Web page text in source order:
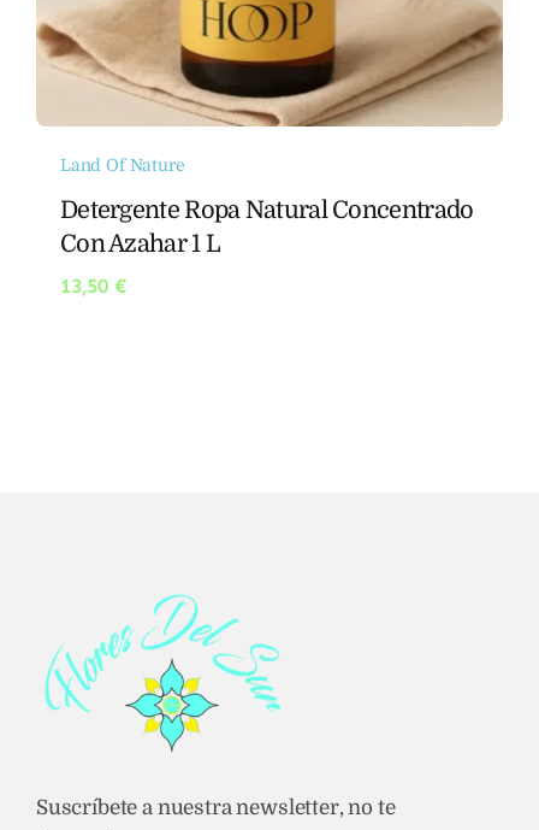
Land Of Nature
Detergente Ropa Natural Concentrado
Con Azahar 1 L
13,50 €
Suscríbete a nuestra newsletter, no te